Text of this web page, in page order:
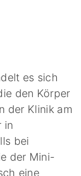
es sich
den Körper
der Klinik am
in
bei
der Mini-
eine